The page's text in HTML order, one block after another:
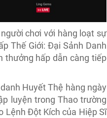
chơi với hàng loạt sự
Thế Giới: Đại Sảnh Danh
thưởng hấp dẫn càng tiếp
Huyết Thệ hàng ngày
luyện trong Thao trường
Lệnh Đột Kích của Hiệp Sĩ